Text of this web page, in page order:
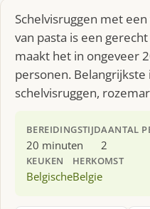
Schelvisruggen met
van pasta is een
maakt het in ongeveer
personen.
schelvisruggen,
BEREIDINGSTIJD
20 minuten
AANTAL
2
KEUKEN
Belgische
HERKOMST
Belgie